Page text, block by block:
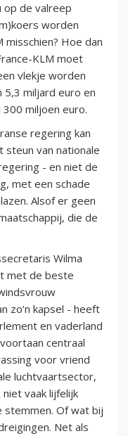
op de valreep
worden
misschien? Hoe dan
KLM moet
vlekje worden
miljard euro en
miljoen euro.
regering kan
van nationale
- en niet de
met een schade
Alsof er geen
die de
Wilma
met de beste
zo’n kapsel - heeft
en vaderland
centraal
voor vriend
luchtvaartsector,
vaak lijfelijk
Of wat bij
Net als